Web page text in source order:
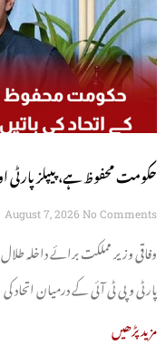
حکومت محفوظ ہے، پیپلز پارٹی
چوہدری
August 7, 2026 No Comments
وفاقی وزیر مملکت برائے داخلہ
پارٹی و پی ٹی آئی کے درمیان اتحاد کی
مزید پڑھیں